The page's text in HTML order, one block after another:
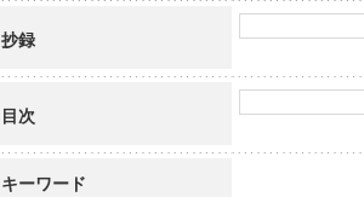
抄録
目次
キーワード